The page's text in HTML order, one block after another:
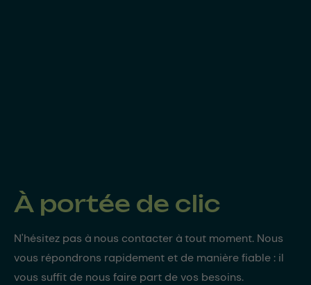
À portée de clic
N'hésitez pas à nous contacter à tout moment. Nous
vous répondrons rapidement et de manière fiable : il
vous suffit de nous faire part de vos besoins.